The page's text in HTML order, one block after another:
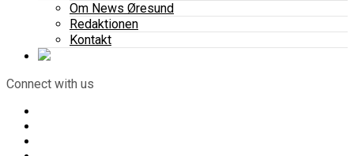
Om News Øresund
Redaktionen
Kontakt
Connect with us